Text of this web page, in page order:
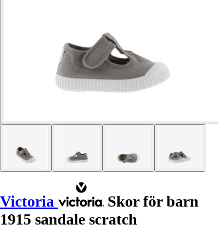
Victoria
Skor för barn
1915 sandale scratch